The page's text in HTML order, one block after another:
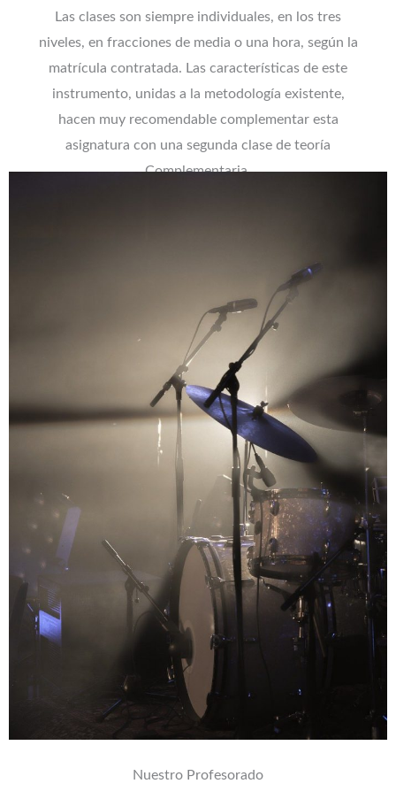
Las clases son siempre individuales, en los tres
niveles, en fracciones de media o una hora, según la
matrícula contratada. Las características de este
instrumento, unidas a la metodología existente,
hacen muy recomendable complementar esta
asignatura con una segunda clase de teoría
Complementaria.
Nuestro Profesorado